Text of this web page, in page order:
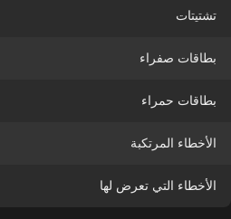
تشتيتات
بطاقات صفراء
بطاقات حمراء
الأخطاء المرتكبة
الأخطاء التي تعرض لها